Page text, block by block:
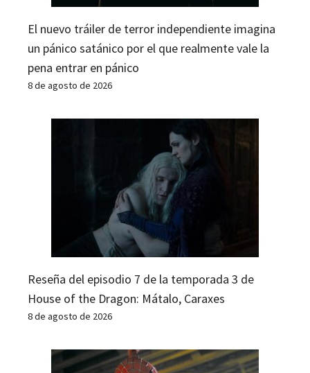
El nuevo tráiler de terror independiente imagina
un pánico satánico por el que realmente vale la
pena entrar en pánico
8 de agosto de 2026
Reseña del episodio 7 de la temporada 3 de
House of the Dragon: Mátalo, Caraxes
8 de agosto de 2026